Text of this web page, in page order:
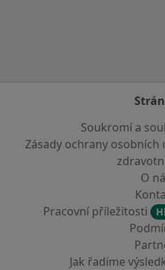
Soukromí a
Zásady ochrany
O
Pracovní příležitosti
Jak řadíme